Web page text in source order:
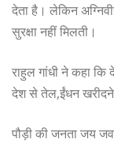
देता है। लेकिन
सुरक्षा नहीं मिलती।
राहुल गांधी ने कहा
देश से तेल,ईंधन
पौड़ी की जनता जय